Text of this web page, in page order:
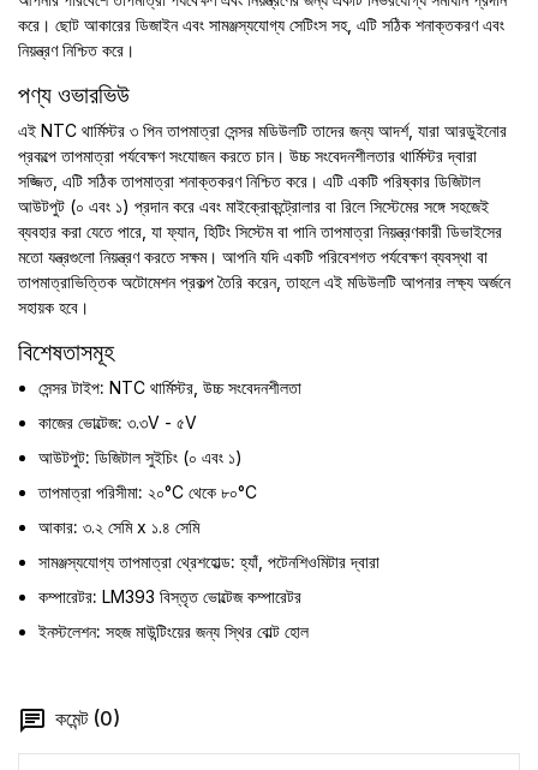
করে। ছোট আকারের ডিজাইন এবং সামঞ্জস্যযোগ্য সেটিংস সহ, এটি সঠিক শনাক্তকরণ এবং
নিয়ন্ত্রণ নিশ্চিত করে।
পণ্য ওভারভিউ
এই NTC থার্মিস্টর ৩ পিন তাপমাত্রা সেন্সর মডিউলটি তাদের জন্য আদর্শ, যারা আরডুইনোর
প্রকল্পে তাপমাত্রা পর্যবেক্ষণ সংযোজন করতে চান। উচ্চ সংবেদনশীলতার থার্মিস্টর দ্বারা
সজ্জিত, এটি সঠিক তাপমাত্রা শনাক্তকরণ নিশ্চিত করে। এটি একটি পরিষ্কার ডিজিটাল
আউটপুট (০ এবং ১) প্রদান করে এবং মাইক্রোকন্ট্রোলার বা রিলে সিস্টেমের সঙ্গে সহজেই
ব্যবহার করা যেতে পারে, যা ফ্যান, হিটিং সিস্টেম বা পানি তাপমাত্রা নিয়ন্ত্রণকারী ডিভাইসের
মতো যন্ত্রগুলো নিয়ন্ত্রণ করতে সক্ষম। আপনি যদি একটি পরিবেশগত পর্যবেক্ষণ ব্যবস্থা বা
তাপমাত্রাভিত্তিক অটোমেশন প্রকল্প তৈরি করেন, তাহলে এই মডিউলটি আপনার লক্ষ্য অর্জনে
সহায়ক হবে।
বিশেষতাসমূহ
সেন্সর টাইপ: NTC থার্মিস্টর, উচ্চ সংবেদনশীলতা
কাজের ভোল্টেজ: ৩.৩V - ৫V
আউটপুট: ডিজিটাল সুইচিং (০ এবং ১)
তাপমাত্রা পরিসীমা: ২০°C থেকে ৮০°C
আকার: ৩.২ সেমি x ১.৪ সেমি
সামঞ্জস্যযোগ্য তাপমাত্রা থ্রেশহোল্ড: হ্যাঁ, পটেনশিওমিটার দ্বারা
কম্পারেটর: LM393 বিস্তৃত ভোল্টেজ কম্পারেটর
ইনস্টলেশন: সহজ মাউন্টিংয়ের জন্য স্থির বোল্ট হোল
কমেন্ট (0)